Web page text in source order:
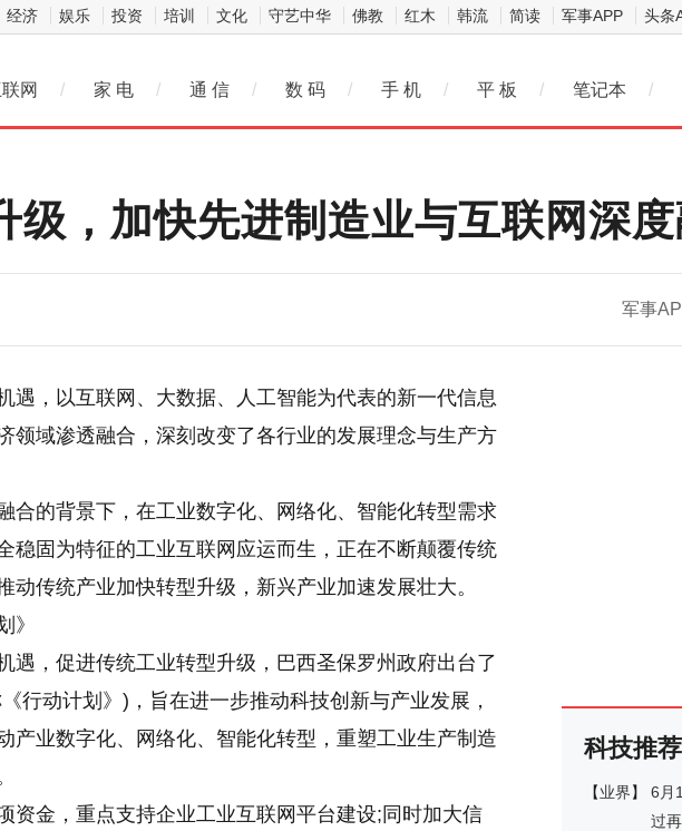
经济 娱乐 投资 培训 文化 守艺中华 佛教 红木 韩流 简读 军事APP 头条
网 / 家 电 / 通 信 / 数 码 / 手 机 / 平 板 / 笔记本 /
级，加快先进制造业与互联网深
军事
遇，以互联网、大数据、人工智能为代表的新一代信息
领域渗透融合，深刻改变了各行业的发展理念与生产方
合的背景下，在工业数字化、网络化、智能化转型需求
稳固为特征的工业互联网应运而生，正在不断颠覆传统
传统产业加快转型升级，新兴产业加速发展壮大。
》
遇，促进传统工业转型升级，巴西圣保罗州政府出台了
行动计划》)，旨在进一步推动科技创新与产业发展，
产业数字化、网络化、智能化转型，重塑工业生产制造
资金，重点支持企业工业互联网平台建设;同时加大信
科技推荐
【业界】
6月
过